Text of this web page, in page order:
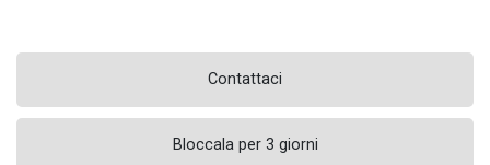
Contattaci
Bloccala per 3 giorni